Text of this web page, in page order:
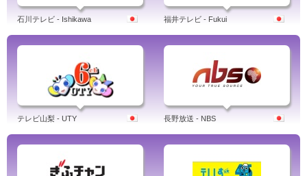
石川テレビ - Ishikawa 福井テレビ - Fukui
テレビ山梨 - UTY 長野放送 - NBS